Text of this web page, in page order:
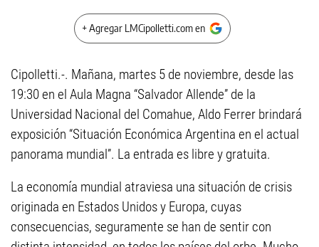
+ Agregar LMCipolletti.com en
Cipolletti.-. Mañana, martes 5 de noviembre, desde las
19:30 en el Aula Magna “Salvador Allende” de la
Universidad Nacional del Comahue, Aldo Ferrer brindará
exposición “Situación Económica Argentina en el actual
panorama mundial”. La entrada es libre y gratuita.
La economía mundial atraviesa una situación de crisis
originada en Estados Unidos y Europa, cuyas
consecuencias, seguramente se han de sentir con